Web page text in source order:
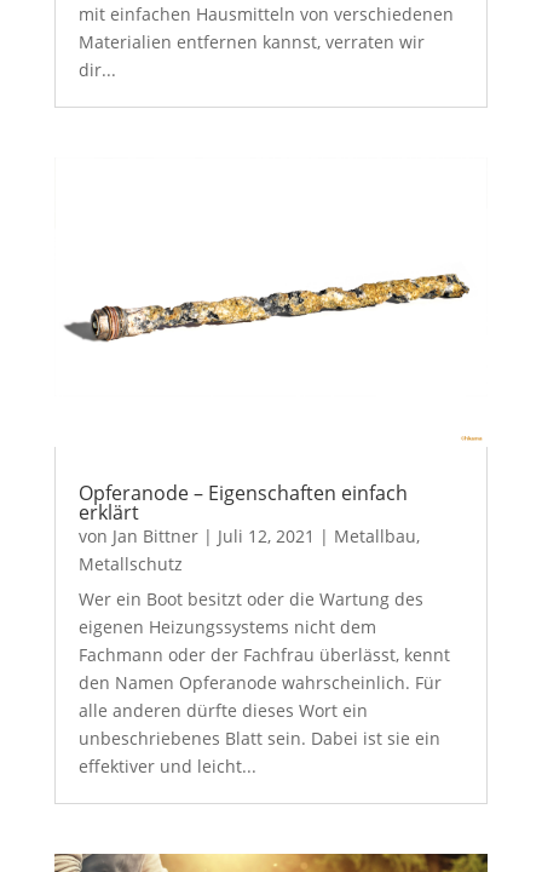
mit einfachen Hausmitteln von verschiedenen
Materialien entfernen kannst, verraten wir
dir...
Opferanode – Eigenschaften einfach
erklärt
von Jan Bittner| Juli 12, 2021 | Metallbau,
Metallschutz
Wer ein Boot besitzt oder die Wartung des
eigenen Heizungssystems nicht dem
Fachmann oder der Fachfrau überlässt, kennt
den Namen Opferanode wahrscheinlich. Für
alle anderen dürfte dieses Wort ein
unbeschriebenes Blatt sein. Dabei ist sie ein
effektiver und leicht...